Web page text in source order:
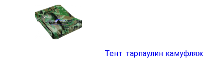
Тент тарпаулин камуфляж